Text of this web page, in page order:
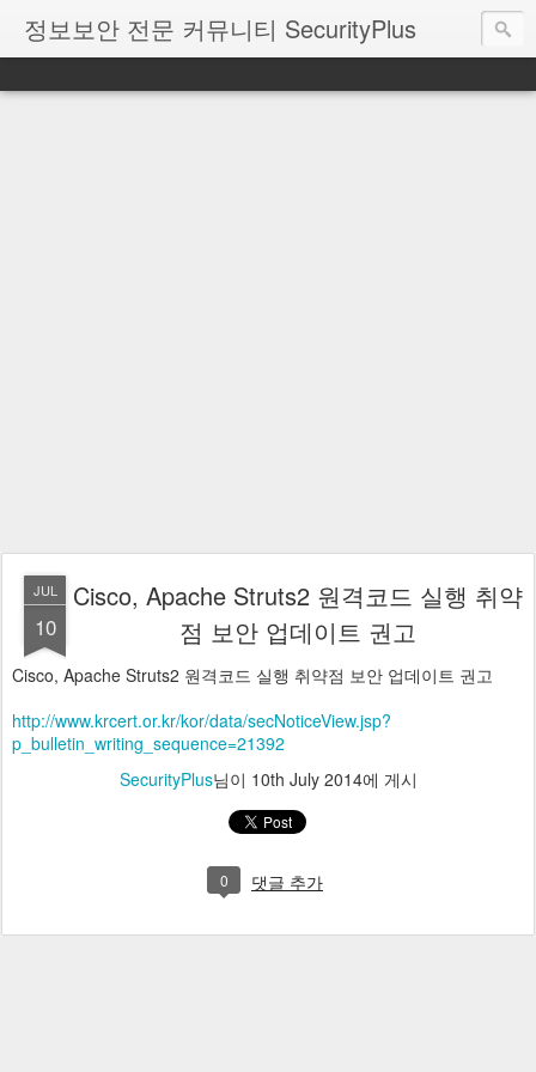
정보보안 전문 커뮤니티 SecurityPlus
JUL
10
Cisco, Apache Struts2 원격코드 실행 취약
점 보안 업데이트 권고
Cisco, Apache Struts2 원격코드 실행 취약점 보안 업데이트 권고
http://www.krcert.or.kr/kor/data/secNoticeView.jsp?
p_bulletin_writing_sequence=21392
SecurityPlus님이 10th July 2014에 게시
0 댓글 추가